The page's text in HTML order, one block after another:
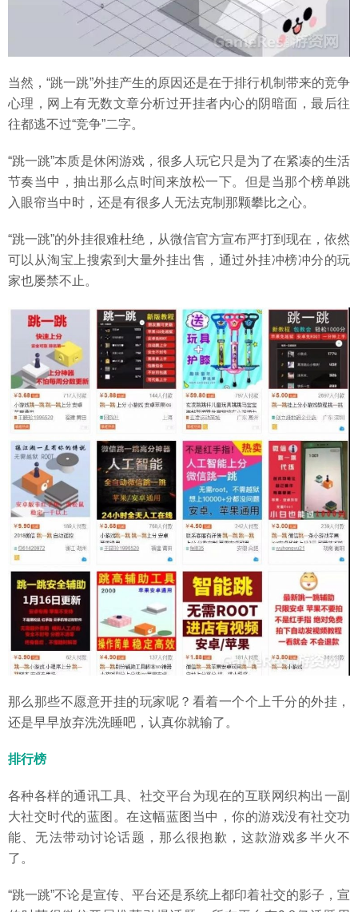
当然，“跳一跳”外挂产生的原因还是在于排行机制带来的竞争
心理，网上有无数文章分析过开挂者内心的阴暗面，最后往
往都逃不过“竞争”二字。
“跳一跳”本质是休闲游戏，很多人玩它只是为了在紧凑的生活
节奏当中，抽出那么点时间来放松一下。但是当那个榜单跳
入眼帘当中时，还是有很多人无法克制那颗攀比之心。
“跳一跳”的外挂很难杜绝，从微信官方宣布严打到现在，依然
可以从淘宝上搜索到大量外挂出售，通过外挂冲榜冲分的玩
家也屡禁不止。
那么那些不愿意开挂的玩家呢？看着一个个上千分的外挂，
还是早早放弃洗洗睡吧，认真你就输了。
排行榜
各种各样的通讯工具、社交平台为现在的互联网织构出一副
大社交时代的蓝图。在这幅蓝图当中，你的游戏没有社交功
能、无法带动讨论话题，那么很抱歉，这款游戏多半火不
了。
“跳一跳”不论是宣传、平台还是系统上都印着社交的影子，宣